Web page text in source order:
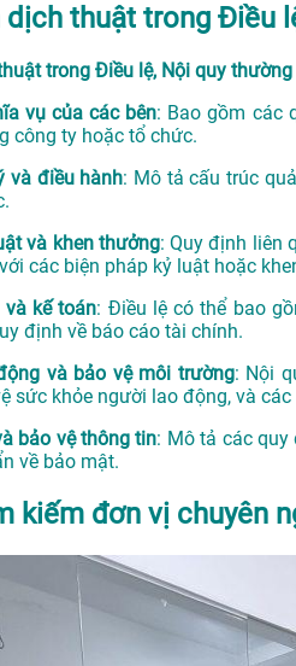
thuật trong Điều
trong Điều lệ, Nội quy
vụ của các bên: Bao gồm các
công ty hoặc tổ chức.
và điều hành: Mô tả cấu trúc
và khen thưởng: Quy định liên
các biện pháp kỷ luật hoặc
kế toán: Điều lệ có thể bao
định về báo cáo tài chính.
và bảo vệ môi trường: Nội
sức khỏe người lao động, và
bảo vệ thông tin: Mô tả các
về bảo mật.
kiếm đơn vị chuyên